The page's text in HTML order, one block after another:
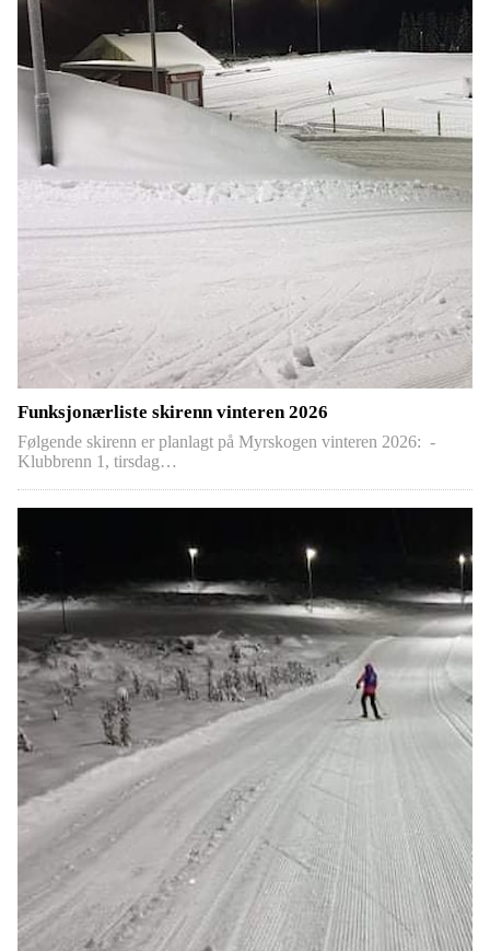
Funksjonærliste skirenn vinteren 2026
Følgende skirenn er planlagt på Myrskogen vinteren 2026: -
Klubbrenn 1, tirsdag…